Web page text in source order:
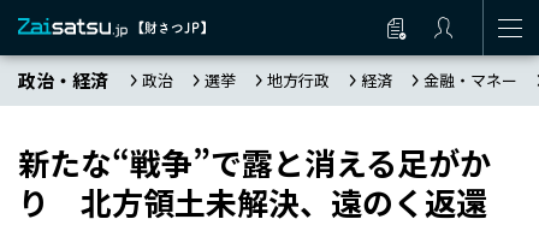
政治・経済 政治 選挙 地方行政 経済 金融・マネー
新たな“戦争”で露と消える足がか
り 北方領土未解決、遠のく返還